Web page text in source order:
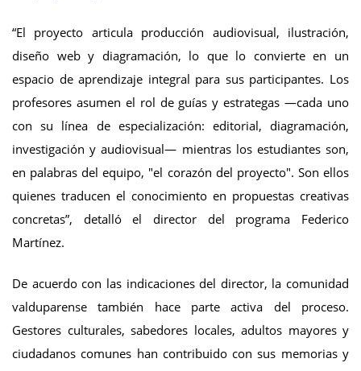
“El proyecto articula producción audiovisual, ilustración,
diseño web y diagramación, lo que lo convierte en un
espacio de aprendizaje integral para sus participantes. Los
profesores asumen el rol de guías y estrategas —cada uno
con su línea de especialización: editorial, diagramación,
investigación y audiovisual— mientras los estudiantes son,
en palabras del equipo, "el corazón del proyecto". Son ellos
quienes traducen el conocimiento en propuestas creativas
concretas”, detalló el director del programa Federico
Martínez.
De acuerdo con las indicaciones del director, la comunidad
valduparense también hace parte activa del proceso.
Gestores culturales, sabedores locales, adultos mayores y
ciudadanos comunes han contribuido con sus memorias y